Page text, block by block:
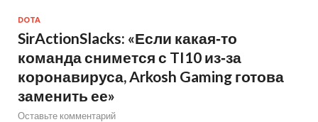
DOTA
SirActionSlacks: «Если какая‑то
команда снимется с TI10 из‑за
коронавируса, Arkosh Gaming готова
заменить ее»
Оставьте комментарий